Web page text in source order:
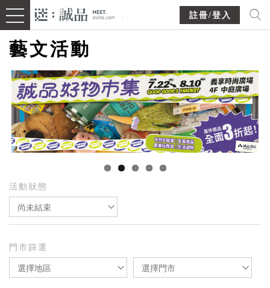
註冊/登入
藝文活動
活動狀態
尚未結束
門市篩選
選擇地區 選擇門市